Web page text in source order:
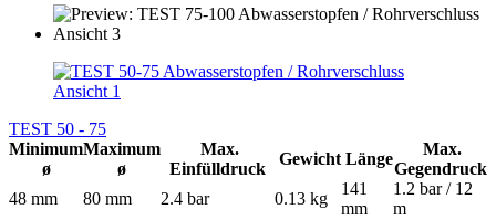
TEST 50 - 75
Minimum
ø
Maximum
ø
Max.
Einfülldruck
Gewicht Länge
Max.
Gegendruck
48 mm
80 mm 2.4 bar 0.13 kg
141
mm
1.2 bar / 12
m